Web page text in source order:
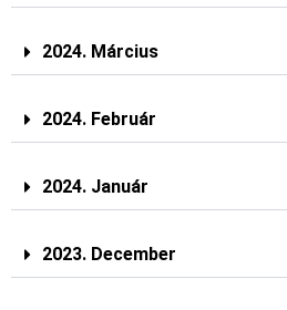
2024. Március
2024. Február
2024. Január
2023. December